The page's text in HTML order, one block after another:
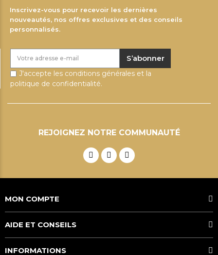
Inscrivez-vous pour recevoir les dernières
nouveautés, nos offres exclusives et des conseils
personnalisés.
S’abonner
J'accepte les conditions générales et la
politique de confidentialité.
REJOIGNEZ NOTRE COMMUNAUTÉ
MON COMPTE
AIDE ET CONSEILS
INFORMATIONS